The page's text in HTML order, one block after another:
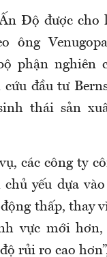
Độ được cho
ông
phận nghiên
đầu tư
thái sản
các công ty
yếu dựa
thấp, thay
vực mới
rủi ro cao